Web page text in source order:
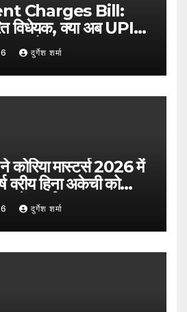
Charges Bill:
विधेयक, क्या अब UPI
है शुल्क?
दुर्गेश शर्मा
कोरिया मास्टर्स 2026 में
वरीय हिना अकेची को
में बनाई जगह
दुर्गेश शर्मा